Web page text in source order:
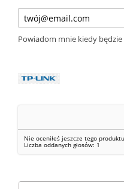
Powiadom mnie kiedy
Nie oceniłeś jeszcze tego
Liczba oddanych głosów: 1